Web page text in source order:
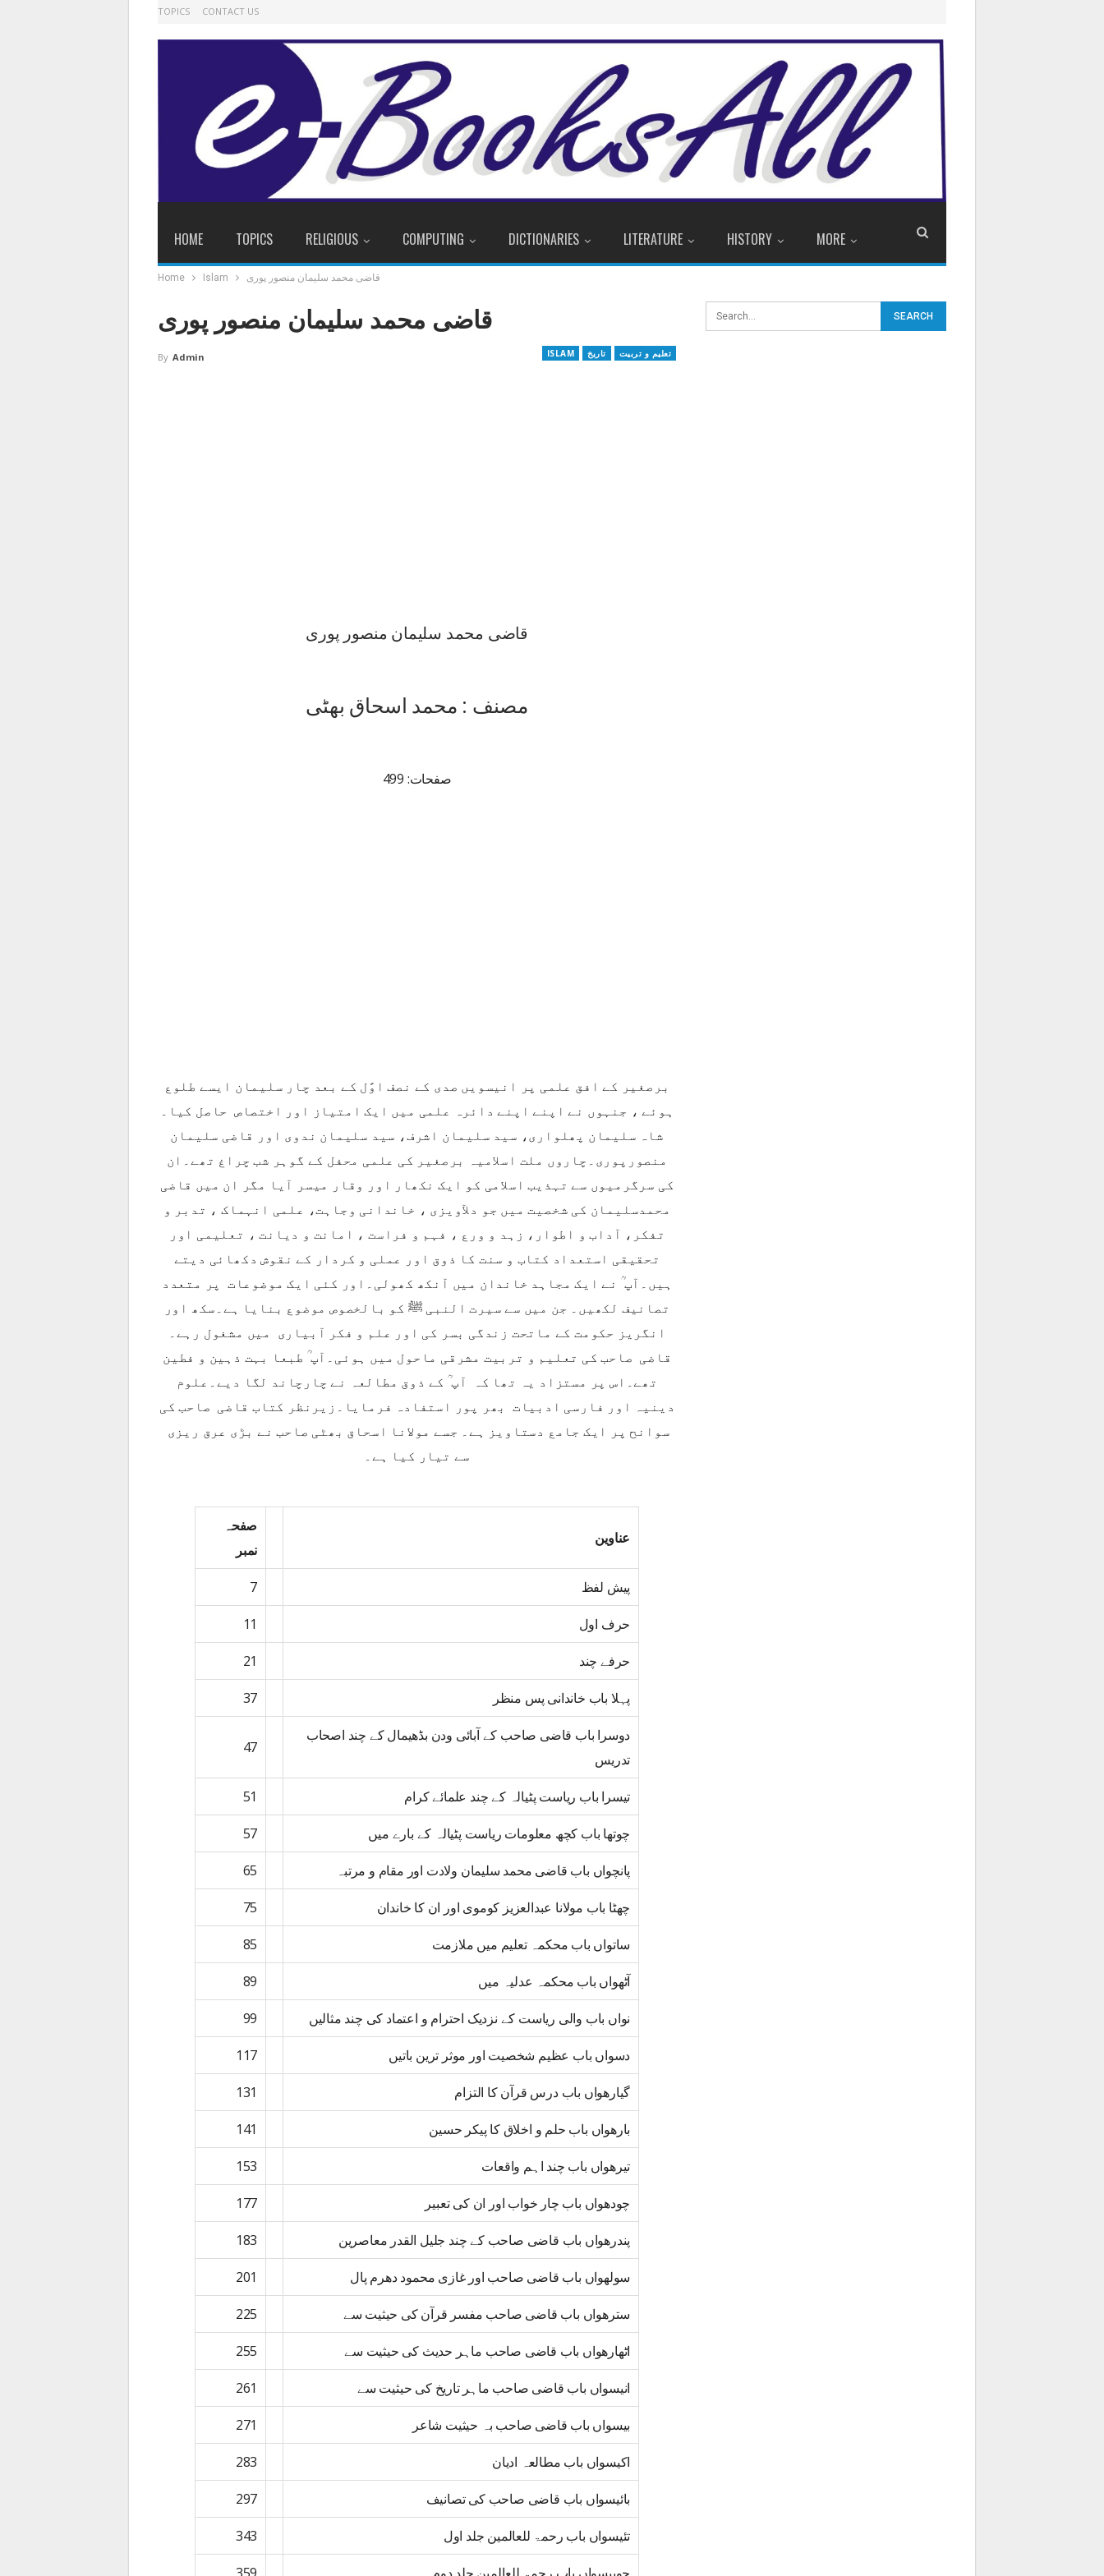
TOPICS CONTACT US
HOME TOPICS RELIGIOUS COMPUTING DICTIONARIES LITERATURE HISTORY MORE
Home Islam قاضی محمد سلیمان منصور پوری
قاضی محمد سلیمان منصور پوری
ISLAM تاریخ تعلیم و تربیت By Admin
قاضی محمد سلیمان منصور پوری
مصنف : محمد اسحاق بھٹی
صفحات: 499
برصغیر کے افق علمی پر انیسویں صدی کے نصف اوًل کے بعد چار سلیمان ایسے طلوع
ہوئے ، جنہوں نے اپنے اپنے دائرہ علمی میں ایک امتیاز اور اختصاص حاصل کیا۔
شاہ سلیمان پھلواری، سید سلیمان اشرف، سید سلیمان ندوی اور قاضی سلیمان
منصورپوری۔چاروں ملت اسلامیہ برصغیر کی علمی محفل کے گوہر شب چراغ تھے۔ان
کی سرگرمیوں سے تہذیب اسلامی کو ایک نکھار اور وقار میسر آیا مگر ان میں قاضی
محمدسلیمان کی شخصیت میں جو دلآویزی ، خاندانی وجاہت، علمی انہماک ، تدبر و
تفکر، آداب و اطوار، زہد و ورع ، فہم و فراست ، امانت و دیانت ، تعلیمی اور
تحقیقی استعداد کتاب و سنت کا ذوق اور عملی و کردار کے نقوش دکھائی دیتے
ہیں۔آپ ؒ نے ایک مجاہد خاندان میں آنکھ کھولی۔اور کئی ایک موضوعات پر متعدد
تصانیف لکھیں۔ جن میں سے سیرت النبی ﷺ کو بالخصوص موضوع بنایا ہے۔سکھ اور
انگریز حکومت کے ماتحت زندگی بسر کی اور علم و فکر آبیاری میں مشغول رہے۔
قاضی صاحب کی تعلیم و تربیت مشرقی ماحول میں ہوئی۔آپ ؒ طبعا بہت ذہین و فطین
تھے۔اس پر مستزاد یہ تھا کہ آپ ؒ کے ذوق مطالعہ نے چارچاند لگا دیے۔علوم
دینیہ اور فارسی ادبیات بھر پور استفادہ فرمایا۔زیرنظر کتاب قاضی صاحب کی
سوانح پر ایک جامع دستاویز ہے۔ جسے مولانا اسحاق بھٹی صاحب نے بڑی عرق ریزی
سے تیار کیا ہے۔
عناوین
صفحہ
نمبر
پیش لفظ 7
حرف اول 11
حرفے چند 21
پہلا باب خاندانی پس منظر 37
دوسرا باب قاضی صاحب کے آبائی ودن بڈھیمال کے چند اصحاب
تدریس
47
تیسرا باب ریاست پٹیالہ کے چند علمائے کرام 51
چوتھا باب کچھ معلومات ریاست پٹیالہ کے بارے میں 57
پانچواں باب قاضی محمد سلیمان ولادت اور مقام و مرتبہ 65
چھٹا باب مولانا عبدالعزیز کوموی اور ان کا خاندان 75
ساتواں باب محکمہ تعلیم میں ملازمت 85
آٹھواں باب محکمہ عدلیہ میں 89
نواں باب والی ریاست کے نزدیک احترام و اعتماد کی چند مثالیں 99
دسواں باب عظیم شخصیت اور موثر ترین باتیں 117
گیارھواں باب درس قرآن کا التزام 131
بارھواں باب حلم و اخلاق کا پیکر حسین 141
تیرھواں باب چند اہم واقعات 153
چودھواں باب چار خواب اور ان کی تعبیر 177
پندرھواں باب قاضی صاحب کے چند جلیل القدر معاصرین 183
سولھواں باب قاضی صاحب اور غازی محمود دھرم پال 201
سترھواں باب قاضی صاحب مفسر قرآن کی حیثیت سے 225
اٹھارھواں باب قاضی صاحب ماہر حدیث کی حیثیت سے 255
انیسواں باب قاضی صاحب ماہر تاریخ کی حیثیت سے 261
بیسواں باب قاضی صاحب بہ حیثیت شاعر 271
اکیسواں باب مطالعہ ادیان 283
بائیسواں باب قاضی صاحب کی تصانیف 297
تئیسواں باب رحمۃ للعالمین جلد اول 343